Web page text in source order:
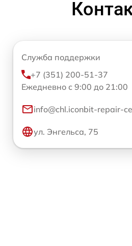
Служба поддержки
+7 (351) 200-51-37
Ежедневно с 9:00 до 21:00
info@chl.iconbit-repair-
ул. Энгельса, 75